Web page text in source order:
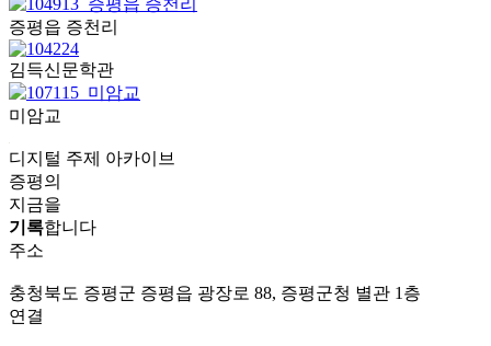
증평읍 증천리
김득신문학관
미암교
디지털 주제 아카이브
증평의
지금을
기록합니다
주소
충청북도 증평군 증평읍 광장로 88, 증평군청 별관 1층
연결